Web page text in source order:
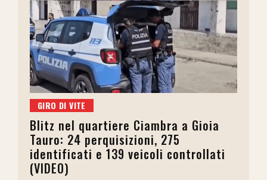
GIRO DI VITE
Blitz nel quartiere Ciambra a Gioia
Tauro: 24 perquisizioni, 275
identificati e 139 veicoli controllati
(VIDEO)